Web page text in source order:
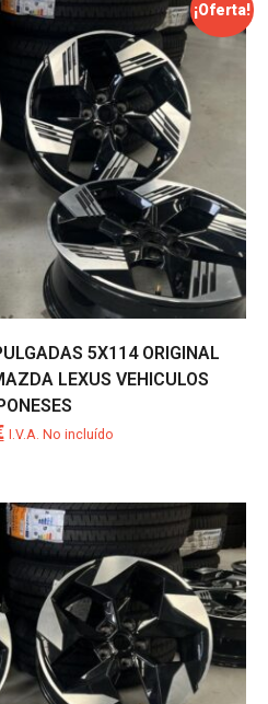
750.00€.
¡Oferta!
5X114 ORIGINAL
LEXUS VEHICULOS
El
es:
450.00€.
I.V.A. No incluído